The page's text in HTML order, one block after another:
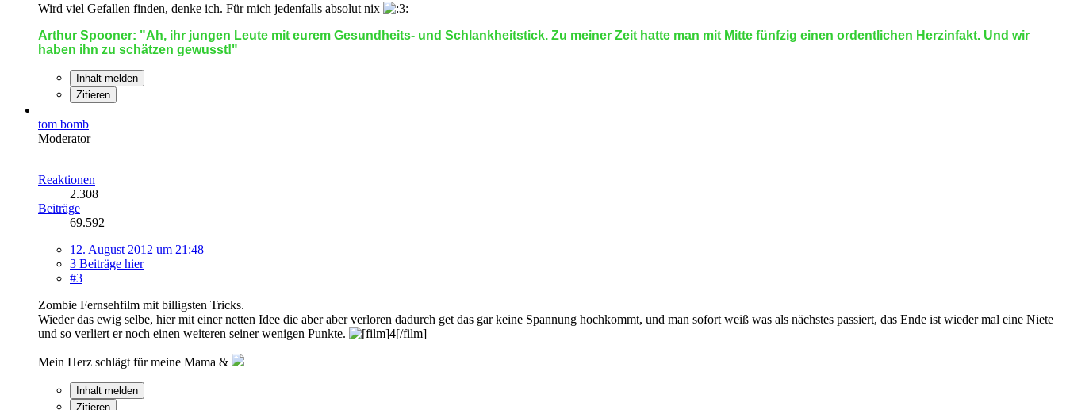
Wird viel Gefallen finden, denke ich. Für mich jedenfalls absolut nix
Arthur Spooner: "Ah, ihr jungen Leute mit eurem Gesundheits- und Schlankheitstick. Zu meiner Zeit hatte man mit Mitte fünfzig einen ordentlichen Herzinfakt. Und wir
haben ihn zu schätzen gewusst!"
Inhalt melden
Zitieren
tom bomb
Moderator
Reaktionen
2.308
Beiträge
69.592
12. August 2012 um 21:48
3 Beiträge hier
#3
Zombie Fernsehfilm mit billigsten Tricks.
Wieder das ewig selbe, hier mit einer netten Idee die aber aber verloren dadurch get das gar keine Spannung hochkommt, und man sofort weiß was als nächstes passiert, das Ende ist wieder mal eine Niete
und so verliert er noch einen weiteren seiner wenigen Punkte.
Mein Herz schlägt für meine Mama &
Inhalt melden
Zitieren